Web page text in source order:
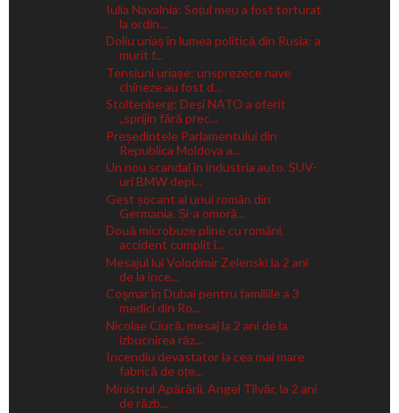
Iulia Navalnia: Soțul meu a fost torturat
la ordin...
Doliu uriaș în lumea politică din Rusia: a
murit f...
Tensiuni uriașe: unsprezece nave
chineze au fost d...
Stoltenberg: Deși NATO a oferit
„sprijin fără prec...
Președintele Parlamentului din
Republica Moldova a...
Un nou scandal în industria auto. SUV-
uri BMW depi...
Gest șocant al unui român din
Germania. Și-a omorâ...
Două microbuze pline cu români,
accident cumplit î...
Mesajul lui Volodimir Zelenski la 2 ani
de la înce...
Coşmar în Dubai pentru familiile a 3
medici din Ro...
Nicolae Ciucă, mesaj la 2 ani de la
izbucnirea răz...
Incendiu devastator la cea mai mare
fabrică de oțe...
Ministrul Apărării, Angel Tîlvăr, la 2 ani
de răzb...